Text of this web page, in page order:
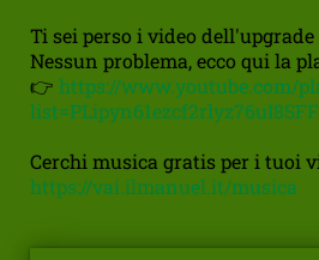
Ti sei perso i video dell'upgrade
Nessun problema, ecco qui la
👉 https://www.youtube.com/
Cerchi musica gratis per i tuoi
https://vai.ilmanuel.it/musica